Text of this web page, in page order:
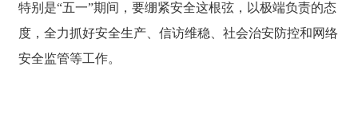
特别是“五一”期间，要绷紧安全这根弦，以极端负责的态
度，全力抓好安全生产、信访维稳、社会治安防控和网络
安全监管等工作。